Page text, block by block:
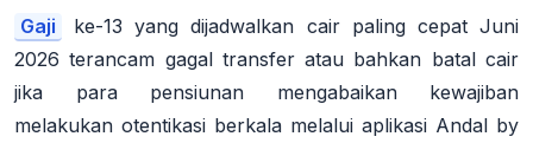
Gaji ke-13 yang dijadwalkan cair paling cepat Juni
2026 terancam gagal transfer atau bahkan batal cair
jika para pensiunan mengabaikan kewajiban
melakukan otentikasi berkala melalui aplikasi Andal by